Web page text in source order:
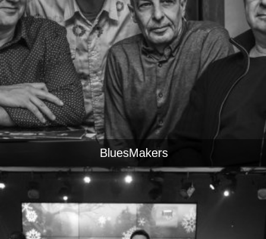
BluesMakers